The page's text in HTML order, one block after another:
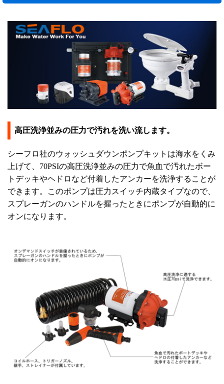
高圧洗浄並みの圧力で汚れを洗い流します。
シーフロ社のウォッシュダウンポンプキットは海水をくみ
上げて、70PSIの高圧洗浄並みの圧力で魚血で汚れたボー
トデッキやヘドロなど付着したアンカーを洗浄することが
できます。このポンプは圧力スイッチ内蔵タイプなので、
スプレーガンのハンドルを握ったときにポンプが自動的に
オンになります。